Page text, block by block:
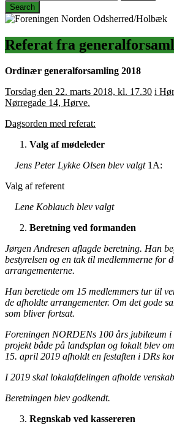
Referat fra
Ordinær generalforsamling 2018
Torsdag den 22. marts 2018, kl. 17.30 i
Nørregade 14, Hørve.
Dagsorden med referat:
Valg af mødeleder
Jens Peter Lykke Olsen blev valgt1A:
Valg af referent
Lene Koblauch blev valgt
Beretning ved formanden
Jørgen Andresen aflagde beretning. Han
bestyrelsen og en tak til medlemmerne for
arrangementerne.
Han berettede om 15 medlemmers tur til
de afholdte arrangementer. Om det gode
som bliver fortsat.
Foreningen NORDENs 100 års jubilæum i
projekt både på landsplan og lokalt blev
15. april 2019 afholdt en festaften i DRs
I 2019 skal lokalafdelingen afholde
Beretningen blev godkendt.
Regnskab ved kassereren